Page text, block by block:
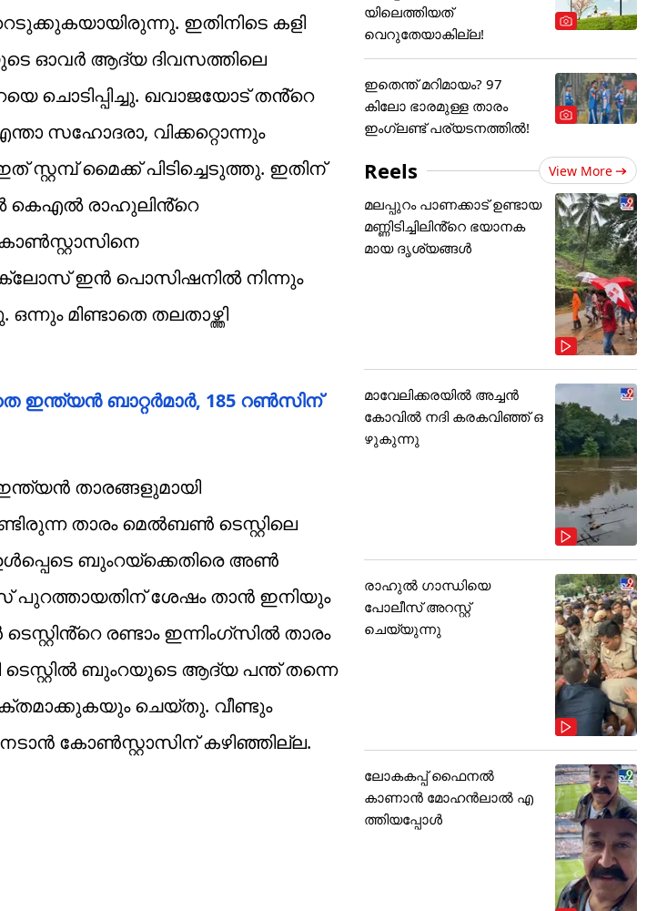
ഇതിനിടെ കളി
ഓവർ ആദ്യ ദിവസത്തിലെ
ചൊടിപ്പിച്ചു. ഖവാജയോട് തൻ്റെ
സഹോദരാ, വിക്കറ്റൊന്നും
സ്റ്റമ്പ് മൈക്ക് പിടിച്ചെടുത്തു. ഇതിന്
കെഎൽ രാഹുലിൻ്റെ
ക്ലോസ് ഇൻ പൊസിഷനിൽ നിന്നും
മിണ്ടാതെ തലതാഴ്ത്തി
ഇന്ത്യൻ ബാറ്റർമാർ, 185 റൺസിന്
താരങ്ങളുമായി
താരം മെൽബൺ ടെസ്റ്റിലെ
ബുംറയ്ക്കെതിരെ അൺ
പുറത്തായതിന് ശേഷം താൻ ഇനിയും
രണ്ടാം ഇന്നിംഗ്സിൽ താരം
ബുംറയുടെ ആദ്യ പന്ത് തന്നെ
ചെയ്തു. വീണ്ടും
കോൺസ്റ്റാസിന് കഴിഞ്ഞില്ല.
യിലെത്തിയത്
വെറുതേയാകില്ല!
ഇതെന്ത് മറിമായം? 97
കിലോ ഭാരമുള്ള താരം
ഇംഗ്ലണ്ട് പര്യടനത്തില്‍!
Reels View More
മലപ്പുറം പാണക്കാട് ഉണ്ടായ
മണ്ണിടിച്ചിലിൻ്റെ ഭയാനക
മായ ദൃശ്യങ്ങൾ
മാവേലിക്കരയിൽ അച്ചൻ
കോവിൽ നദി കരകവിഞ്ഞ് ഒ
ഴുകുന്നു
രാഹുൽ ഗാന്ധിയെ
പോലീസ് അറസ്റ്റ്
ചെയ്യുന്നു
ലോകകപ്പ് ഫൈനൽ
കാണാൻ മോഹൻലാൽ എ
ത്തിയപ്പോൾ